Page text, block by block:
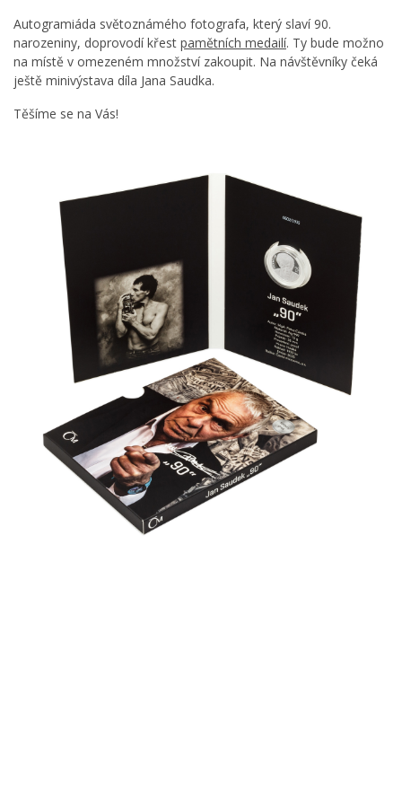
Autogramiáda světoznámého fotografa, který slaví 90.
narozeniny, doprovodí křest pamětních medailí. Ty bude možno
na místě v omezeném množství zakoupit. Na návštěvníky čeká
ještě minivýstava díla Jana Saudka.
Těšíme se na Vás!